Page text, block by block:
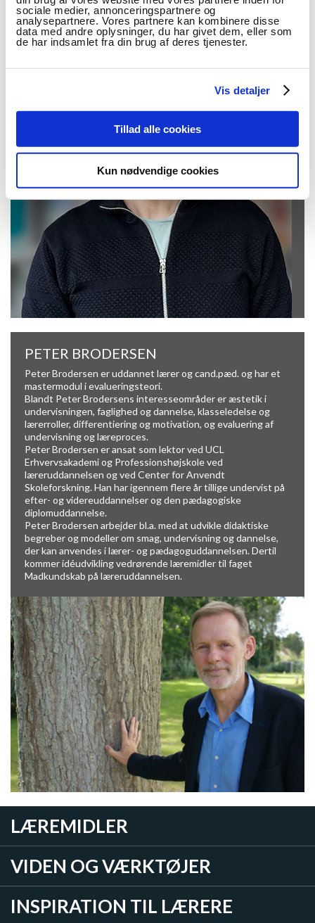
sociale medier, annonceringspartnere og
analysepartnere. Vores partnere kan kombinere disse
data med andre oplysninger, du har givet dem, eller som
de har indsamlet fra din brug af deres tjenester.
Vis detaljer
Tillad alle cookies
Kun nødvendige cookies
grundskolen.
PETER BRODERSEN
Peter Brodersen er uddannet lærer og cand.pæd. og har et
mastermodul i evalueringsteori.
Blandt Peter Brodersens interesseområder er æstetik i
undervisningen, faglighed og dannelse, klasseledelse og
lærerroller, differentiering og motivation, og evaluering af
undervisning og læreproces.
Peter Brodersen er ansat som lektor ved UCL
Erhvervsakademi og Professionshøjskole ved
læreruddannelsen og ved Center for Anvendt
Skoleforskning. Han har igennem flere år tillige undervist på
efter- og videreuddannelser og den pædagogiske
diplomuddannelse.
Peter Brodersen arbejder bl.a. med at udvikle didaktiske
begreber og modeller om smag, undervisning og dannelse,
der kan anvendes i lærer- og pædagoguddannelsen. Dertil
kommer idéudvikling vedrørende læremidler til faget
Madkundskab på læreruddannelsen.
LÆREMIDLER
VIDEN OG VÆRKTØJER
INSPIRATION TIL LÆRERE